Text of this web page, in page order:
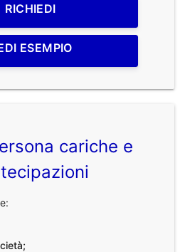
RICHIEDI
ESEMPIO
cariche e